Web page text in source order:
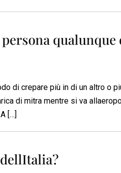
qualunque
di crepare più in di un altro
di mitra mentre si va
[…]